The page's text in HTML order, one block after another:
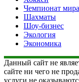
Чемпионат
Шахматы
Шоу-бизнес
Экология
Экономика
Данный сайт не
сайте ни чего не
услуги не